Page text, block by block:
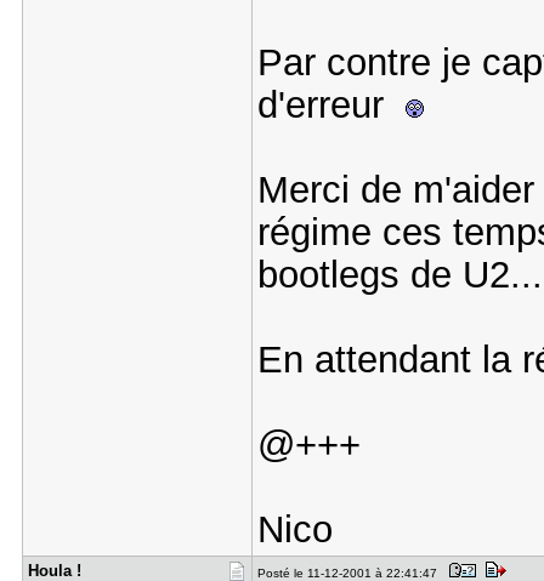
Par contre je
d'erreur
Merci de
régime ces
bootlegs de U2...
En attendant la
@+++
Nico
Houla ! Posté le 11-12-2001 à 22:41:47